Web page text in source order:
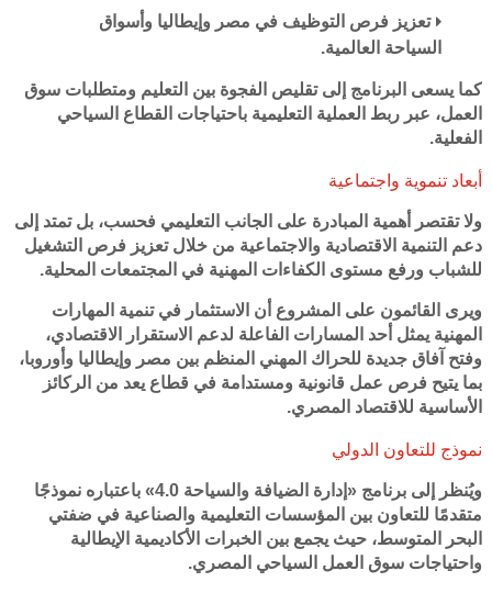
تعزيز فرص التوظيف في مصر وإيطاليا وأسواق
السياحة العالمية.
كما يسعى البرنامج إلى تقليص الفجوة بين التعليم ومتطلبات سوق
العمل، عبر ربط العملية التعليمية باحتياجات القطاع السياحي
الفعلية.
أبعاد تنموية واجتماعية
ولا تقتصر أهمية المبادرة على الجانب التعليمي فحسب، بل تمتد إلى
دعم التنمية الاقتصادية والاجتماعية من خلال تعزيز فرص التشغيل
للشباب ورفع مستوى الكفاءات المهنية في المجتمعات المحلية.
ويرى القائمون على المشروع أن الاستثمار في تنمية المهارات
المهنية يمثل أحد المسارات الفاعلة لدعم الاستقرار الاقتصادي،
وفتح آفاق جديدة للحراك المهني المنظم بين مصر وإيطاليا وأوروبا،
بما يتيح فرص عمل قانونية ومستدامة في قطاع يعد من الركائز
الأساسية للاقتصاد المصري.
نموذج للتعاون الدولي
ويُنظر إلى برنامج «إدارة الضيافة والسياحة 4.0» باعتباره نموذجًا
متقدمًا للتعاون بين المؤسسات التعليمية والصناعية في ضفتي
البحر المتوسط، حيث يجمع بين الخبرات الأكاديمية الإيطالية
واحتياجات سوق العمل السياحي المصري.